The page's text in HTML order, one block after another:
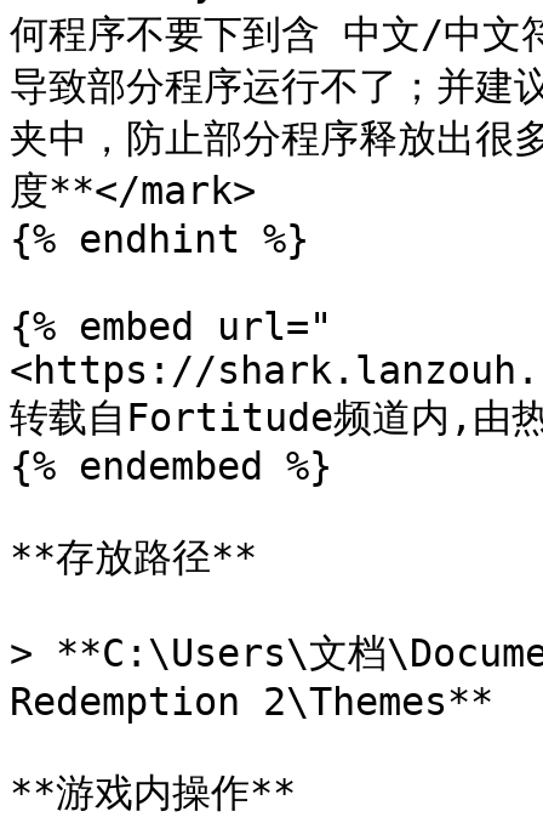
何程序不要下到含 中文/中文
导致部分程序运行不了；并建
夹中，防止部分程序释放出很
度**</mark>
{% endhint %}
{% embed url="
<https://
转载自Fortitude频道内,由
{% endembed %}
**存放路径**
> **C:\Users\文档
Redemption 2\Themes**